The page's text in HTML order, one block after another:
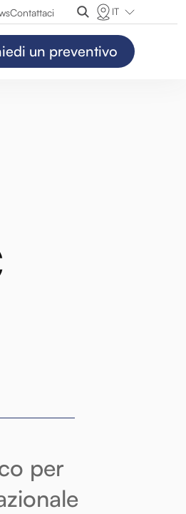
Contattaci IT
un preventivo
per